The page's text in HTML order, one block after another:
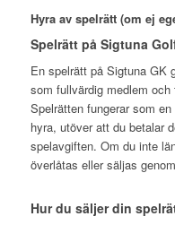
Hyra av spelrätt (om ej
Spelrätt på Sigtuna
En spelrätt på Sigtuna GK
som fullvärdig medlem
Spelrätten fungerar som
hyra, utöver att du betalar
spelavgiften. Om du inte
överlåtas eller säljas
Hur du säljer din